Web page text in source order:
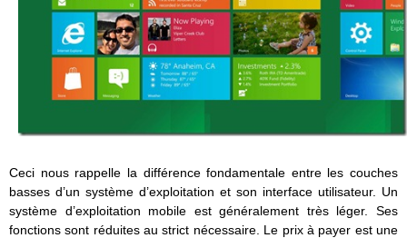
Ceci nous rappelle la différence fondamentale entre les couches
basses d’un système d’exploitation et son interface utilisateur. Un
système d’exploitation mobile est généralement très léger. Ses
fonctions sont réduites au strict nécessaire. Le prix à payer est une